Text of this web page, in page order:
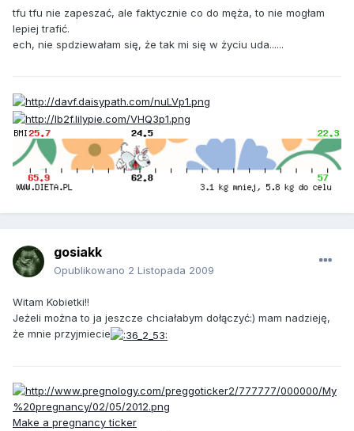
tfu tfu nie zapeszać, ale faktycznie co do męża, to nie mogłam
lepiej trafić.
ech, nie spdziewałam się, że tak mi się w życiu uda......
gosiakk
Opublikowano 2 Listopada 2009
Witam Kobietki!!
Jeżeli można to ja jeszcze chciałabym dołączyć:) mam nadzieję,
że mnie przyjmiecie
Make a pregnancy ticker